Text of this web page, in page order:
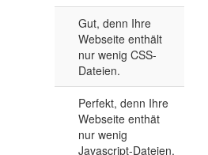
Gut, denn Ihre
Webseite enthält
nur wenig CSS-
Dateien.
Perfekt, denn Ihre
Webseite enthät
nur wenig
Javascript-Dateien.